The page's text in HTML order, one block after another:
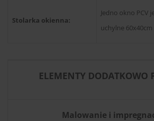
Stolarka okienna:
Jedno okno PCV
uchylne 60x40cm
ELEMENTY DODATKOWO
Malowanie i